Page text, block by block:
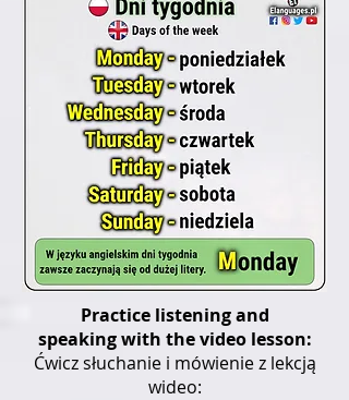
Practice listening and
speaking with the video lesson:
Ćwicz słuchanie i mówienie z lekcją
wideo: